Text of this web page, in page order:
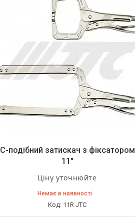
С-подібний затискач з фіксатором
11"
Ціну уточнюйте
Немає в наявності
11R JTC